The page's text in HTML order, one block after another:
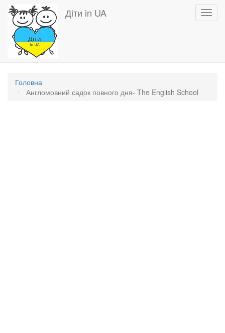
Перейти
основного
вмісту
Діти in UA
Головна
Англомовний садок повного дня- The English School